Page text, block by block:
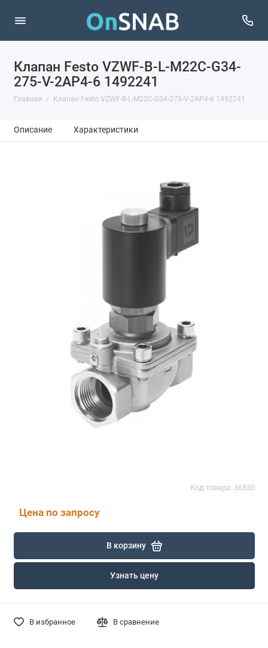
Клапан Festo VZWF-B-L-M22C-G34-
275-V-2AP4-6 1492241
Главная Клапан Festo VZWF-B-L-M22C-G34-275-V-2AP4-6 1492241
Описание Характеристики
Код товара: 36530
Цена по запросу
В корзину
Узнать цену
В избранное В сравнение